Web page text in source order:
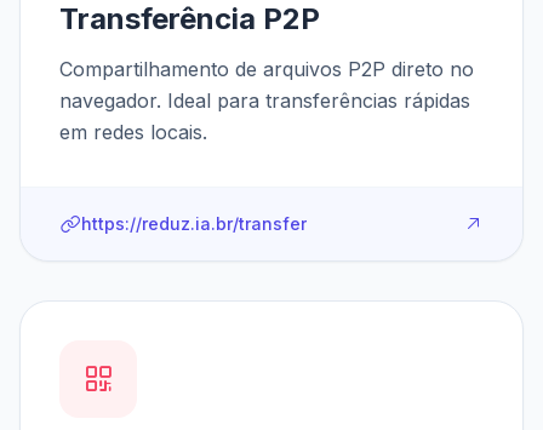
Transferência P2P
Compartilhamento de arquivos P2P direto no
navegador. Ideal para transferências rápidas
em redes locais.
https://reduz.ia.br/transfer